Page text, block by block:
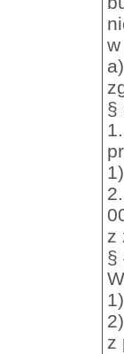
§
z
§
z